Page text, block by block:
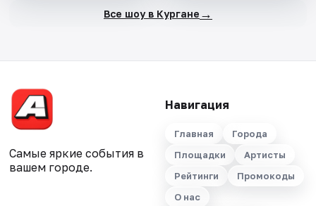
Все шоу в Кургане →
Самые яркие события в
вашем городе.
Навигация
Главная
Города
Площадки
Артисты
Рейтинги
Промокоды
О нас